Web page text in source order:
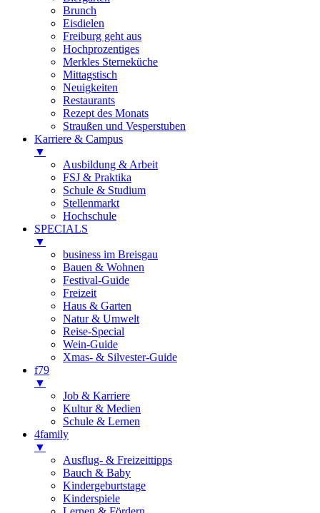
Brunch
Eisdielen
Freiburg geht aus
Hochprozentiges
Merkles Sterneküche
Mittagstisch
Neuigkeiten
Restaurants
Rezept des Monats
Straußen und Vesperstuben
Karriere & Campus
▼
Ausbildung & Arbeit
FSJ & Praktika
Schule & Studium
Stellenmarkt
Hochschule
SPECIALS
▼
business im Breisgau
Bauen & Wohnen
Festival-Guide
Freizeit
Haus & Garten
Natur & Umwelt
Reise-Special
Wein-Guide
Xmas- & Silvester-Guide
f79
▼
Job & Karriere
Kultur & Medien
Schule & Lernen
4family
▼
Ausflug- & Freizeittipps
Bauch & Baby
Kindergeburtstage
Kinderspiele